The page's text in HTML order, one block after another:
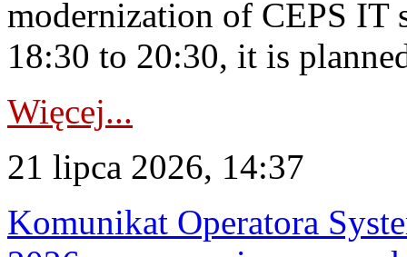
modernization of CEPS IT
18:30 to 20:30, it is
Więcej...
21 lipca 2026, 14:37
Komunikat Operatora